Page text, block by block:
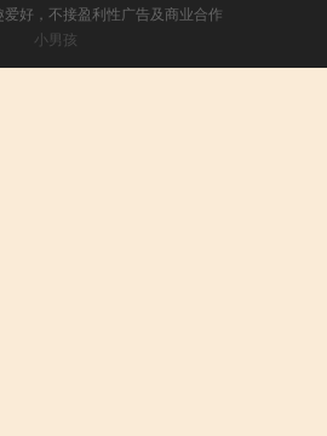
好，不接盈利性广告及商业合作
小男孩